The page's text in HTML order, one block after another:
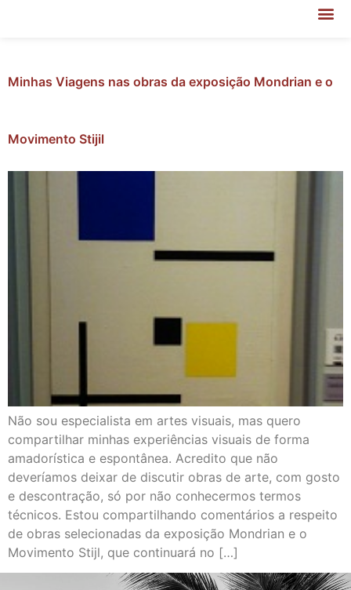
Minhas Viagens nas obras da exposição Mondrian e o
Movimento Stijil
Não sou especialista em artes visuais, mas quero
compartilhar minhas experiências visuais de forma
amadorística e espontânea. Acredito que não
deveríamos deixar de discutir obras de arte, com gosto
e descontração, só por não conhecermos termos
técnicos. Estou compartilhando comentários a respeito
de obras selecionadas da exposição Mondrian e o
Movimento Stijl, que continuará no […]